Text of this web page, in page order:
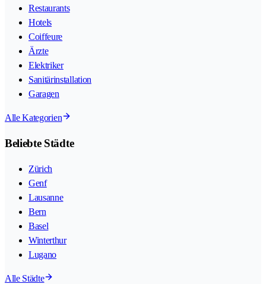
Restaurants
Hotels
Coiffeure
Ärzte
Elektriker
Sanitärinstallation
Garagen
Alle Kategorien
Beliebte Städte
Zürich
Genf
Lausanne
Bern
Basel
Winterthur
Lugano
Alle Städte